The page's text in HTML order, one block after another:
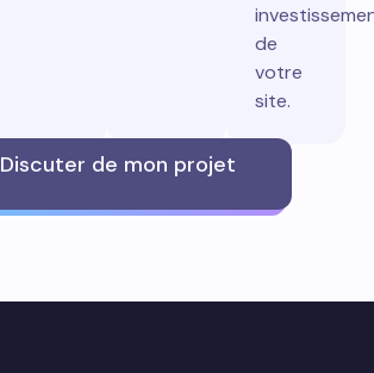
de
votre
site.
Discuter de mon projet